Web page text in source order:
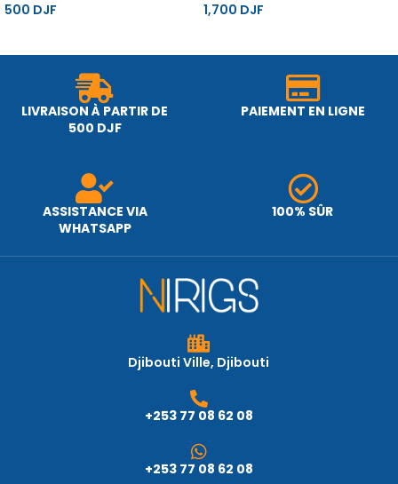
500 DJF
1,700 DJF
LIVRAISON À PARTIR DE
500 DJF
PAIEMENT EN LIGNE
ASSISTANCE VIA
WHATSAPP
100% SÛR
Djibouti Ville, Djibouti
+253 77 08 62 08
+253 77 08 62 08